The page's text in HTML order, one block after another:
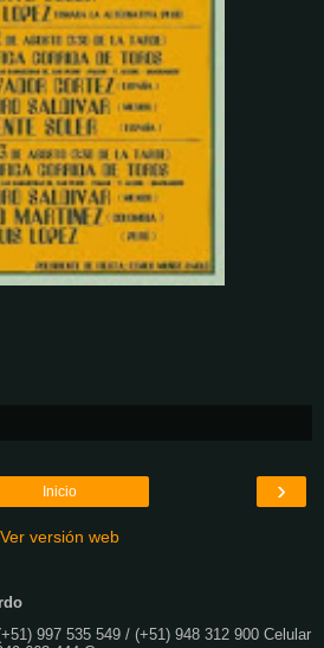
›
Inicio
Ver versión web
997 535 549 / (+51) 948 312 900 Celular